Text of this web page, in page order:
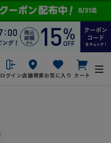
ログイン店舗検索お気に入り カート